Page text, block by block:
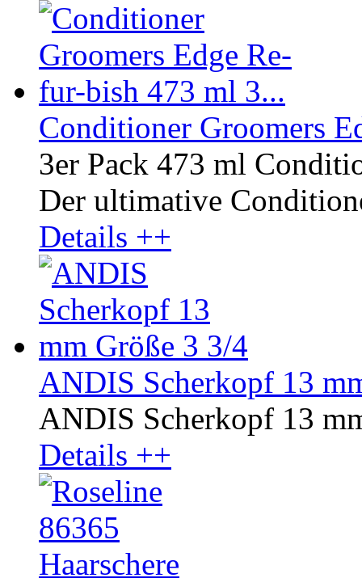
Conditioner Groomers
3er Pack 473 ml
Der ultimative
Details ++
ANDIS Scherkopf 13
ANDIS Scherkopf 13
Details ++